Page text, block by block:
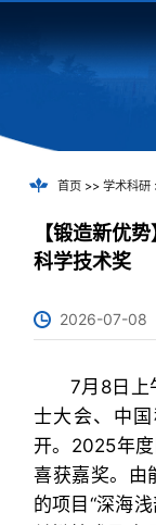
首页>> 学术科研
【锻造新优
科学技术奖
2026-07-08
7月8日上
士大会、中
开。2025年
喜获嘉奖。由
的项目“深海